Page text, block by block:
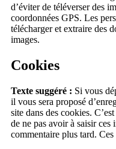
d’éviter de téléverser des
coordonnées GPS. Les
télécharger et extraire des
images.
Cookies
Texte suggéré : Si vous
il vous sera proposé
site dans des cookies.
de ne pas avoir à saisir
commentaire plus tard.